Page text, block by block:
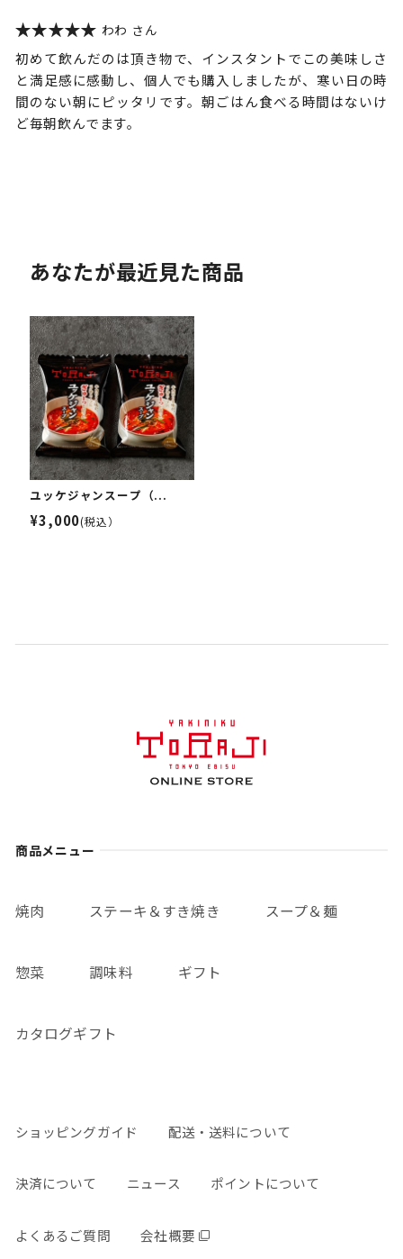
わわ
初めて飲んだのは頂き物で、インスタントでこの美味しさ
と満足感に感動し、個人でも購入しましたが、寒い日の時
間のない朝にピッタリです。朝ごはん食べる時間はないけ
ど毎朝飲んでます。
あなたが最近見た商品
ユッケジャンスープ（...
¥3,000(税込）
商品メニュー
焼肉 ステーキ＆すき焼き スープ＆麺
惣菜 調味料 ギフト
カタログギフト
ショッピングガイド 配送・送料について
決済について ニュース ポイントについて
よくあるご質問 会社概要